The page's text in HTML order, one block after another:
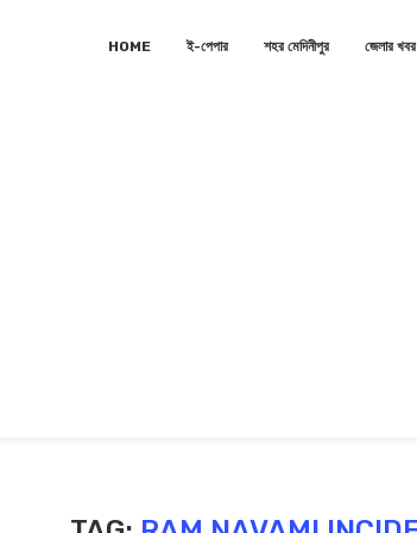
HOME ই-পেপার শহর মেদিনীপুর জেলার খবর